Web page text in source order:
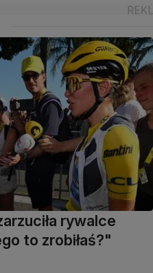
rywalce
to zrobiłaś?"